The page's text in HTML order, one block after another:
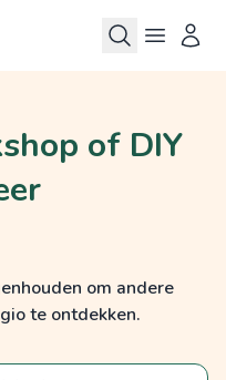
of DIY
om andere
te ontdekken.